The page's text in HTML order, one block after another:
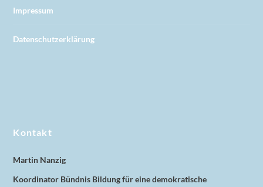
Impressum
Datenschutzerklärung
Kontakt
Martin Nanzig
Koordinator Bündnis Bildung für eine demokratische